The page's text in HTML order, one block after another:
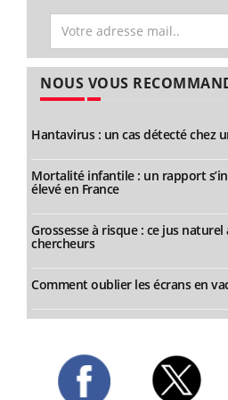
NOUS VOUS
Hantavirus : un cas détecté chez
Mortalité infantile : un rapport
élevé en France
Grossesse à risque : ce jus
chercheurs
Comment oublier les écrans en